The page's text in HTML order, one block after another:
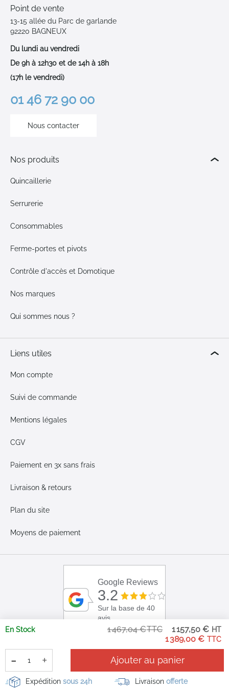
1 389,00 €
1 157,50 €
1 467,04 €
En Stock
- + Ajouter au panier
Expédition sous 24h Livraison offerte
Point de vente
13-15 allée du Parc de garlande
92220 BAGNEUX
Du lundi au vendredi
De 9h à 12h30 et de 14h à 18h
(17h le vendredi)
01 46 72 90 00
Nous contacter
Nos produits
Quincaillerie
Serrurerie
Consommables
Ferme-portes et pivots
Contrôle d'accès et Domotique
Nos marques
Qui sommes nous ?
Liens utiles
Mon compte
Suivi de commande
Mentions légales
CGV
Paiement en 3x sans frais
Livraison & retours
Plan du site
Moyens de paiement
Google Reviews
3.2
Sur la base de 40
avis